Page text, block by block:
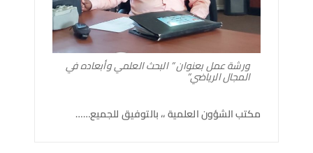
ورشة عمل بعنوان ” البحث العلمي وأبعاده في
المجال الرياضي”
مكتب الشؤون العلمية ،، بالتوفيق للجميع……